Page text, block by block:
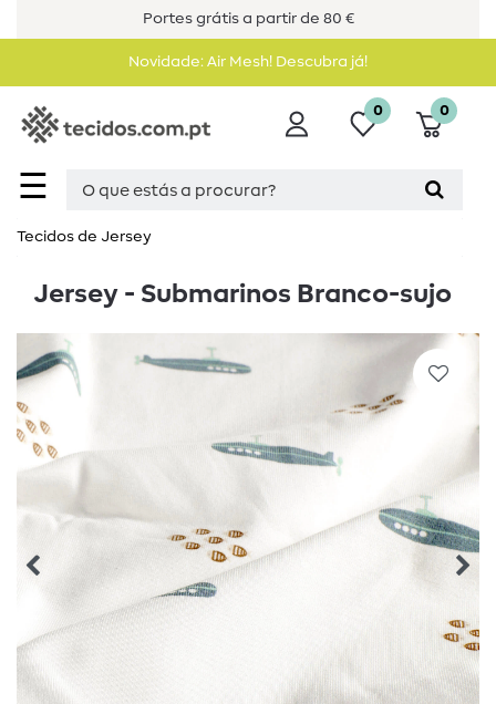
Portes grátis a partir de 80 €
Novidade: Air Mesh! Descubra já!
☰
0 0
Tecidos de Jersey
Jersey - Submarinos Branco-sujo